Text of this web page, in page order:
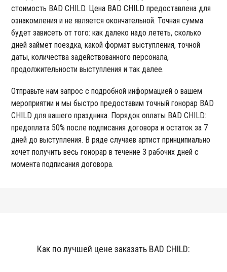
стоимость BAD CHILD. Цена BAD CHILD предоставлена для
ознакомления и не является окончательной. Точная сумма
будет зависеть от того: как далеко надо лететь, сколько
дней займет поездка, какой формат выступления, точной
даты, количества задействованного персонала,
продолжительности выступления и так далее.
Отправьте нам запрос с подробной информацией о вашем
мероприятии и мы быстро предоставим точный гонорар BAD
CHILD для вашего праздника. Порядок оплаты BAD CHILD:
предоплата 50% после подписания договора и остаток за 7
дней до выступления. В ряде случаев артист принципиально
хочет получить весь гонорар в течение 3 рабочих дней с
момента подписания договора.
Как по лучшей цене заказать BAD CHILD: